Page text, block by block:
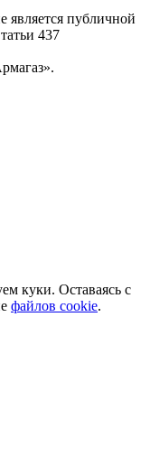
является публичной
437
куки. Оставаясь с
файлов cookie.